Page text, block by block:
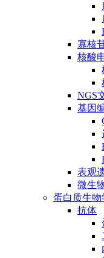
寡核
核酸
NGS
基因
表观
微生
蛋白质生物
抗体